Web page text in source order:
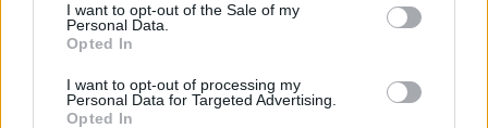
I want to opt-out of the Sale of my
Personal Data.
Opted In
I want to opt-out of processing my
Personal Data for Targeted Advertising.
Opted In
00:00:59
Nufilmavo, kaip patvino Vilniaus Vakarinis aplinkkelis:
vaizdas pribloškia
Žinios | Lietuvos diena